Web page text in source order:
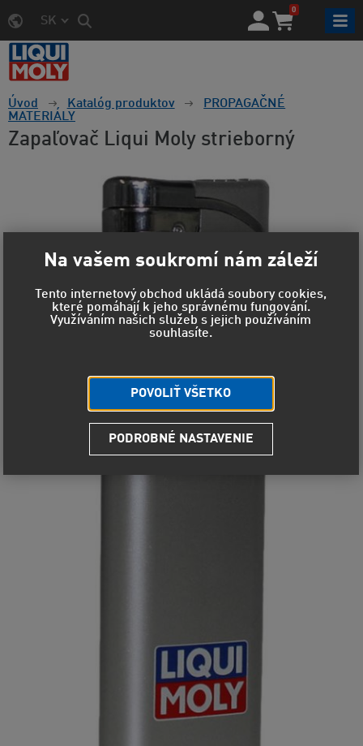
SK
0
Úvod Katalóg produktov
PROPAGAČNÉ
MATERIÁLY
Zapaľovač Liqui Moly strieborný
Na vašem soukromí nám záleží
Tento internetový obchod ukládá soubory cookies,
které pomáhají k jeho správnému fungování.
Využíváním našich služeb s jejich používáním
souhlasíte.
POVOLIŤ VŠETKO
PODROBNÉ NASTAVENIE